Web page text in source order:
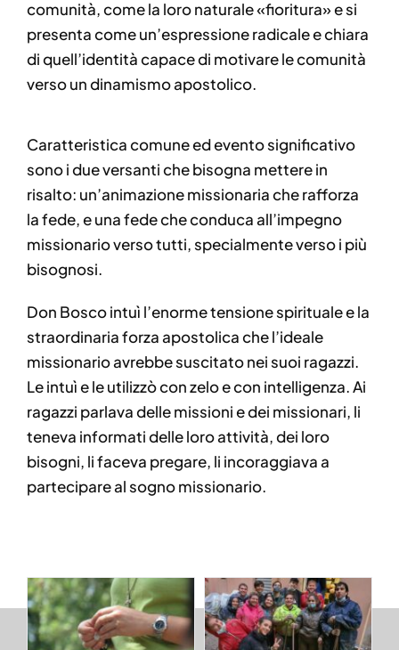
comunità, come la loro naturale «fioritura» e si
presenta come un’espressione radicale e chiara
di quell’identità capace di motivare le comunità
verso un dinamismo apostolico.
Caratteristica comune ed evento significativo
sono i due versanti che bisogna mettere in
risalto: un’animazione missionaria che rafforza
la fede, e una fede che conduca all’impegno
missionario verso tutti, specialmente verso i più
bisognosi.
Don Bosco intuì l’enorme tensione spirituale e la
straordinaria forza apostolica che l’ideale
missionario avrebbe suscitato nei suoi ragazzi.
Le intuì e le utilizzò con zelo e con intelligenza. Ai
ragazzi parlava delle missioni e dei missionari, li
teneva informati delle loro attività, dei loro
bisogni, li faceva pregare, li incoraggiava a
partecipare al sogno missionario.